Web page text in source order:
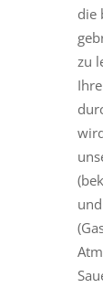
die
zu